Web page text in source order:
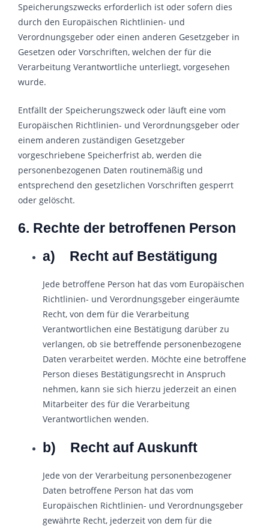
Speicherungszwecks erforderlich ist oder sofern dies
durch den Europäischen Richtlinien- und
Verordnungsgeber oder einen anderen Gesetzgeber in
Gesetzen oder Vorschriften, welchen der für die
Verarbeitung Verantwortliche unterliegt, vorgesehen
wurde.
Entfällt der Speicherungszweck oder läuft eine vom
Europäischen Richtlinien- und Verordnungsgeber oder
einem anderen zuständigen Gesetzgeber
vorgeschriebene Speicherfrist ab, werden die
personenbezogenen Daten routinemäßig und
entsprechend den gesetzlichen Vorschriften gesperrt
oder gelöscht.
6. Rechte der betroffenen Person
a) Recht auf Bestätigung
Jede betroffene Person hat das vom Europäischen
Richtlinien- und Verordnungsgeber eingeräumte
Recht, von dem für die Verarbeitung
Verantwortlichen eine Bestätigung darüber zu
verlangen, ob sie betreffende personenbezogene
Daten verarbeitet werden. Möchte eine betroffene
Person dieses Bestätigungsrecht in Anspruch
nehmen, kann sie sich hierzu jederzeit an einen
Mitarbeiter des für die Verarbeitung
Verantwortlichen wenden.
b) Recht auf Auskunft
Jede von der Verarbeitung personenbezogener
Daten betroffene Person hat das vom
Europäischen Richtlinien- und Verordnungsgeber
gewährte Recht, jederzeit von dem für die